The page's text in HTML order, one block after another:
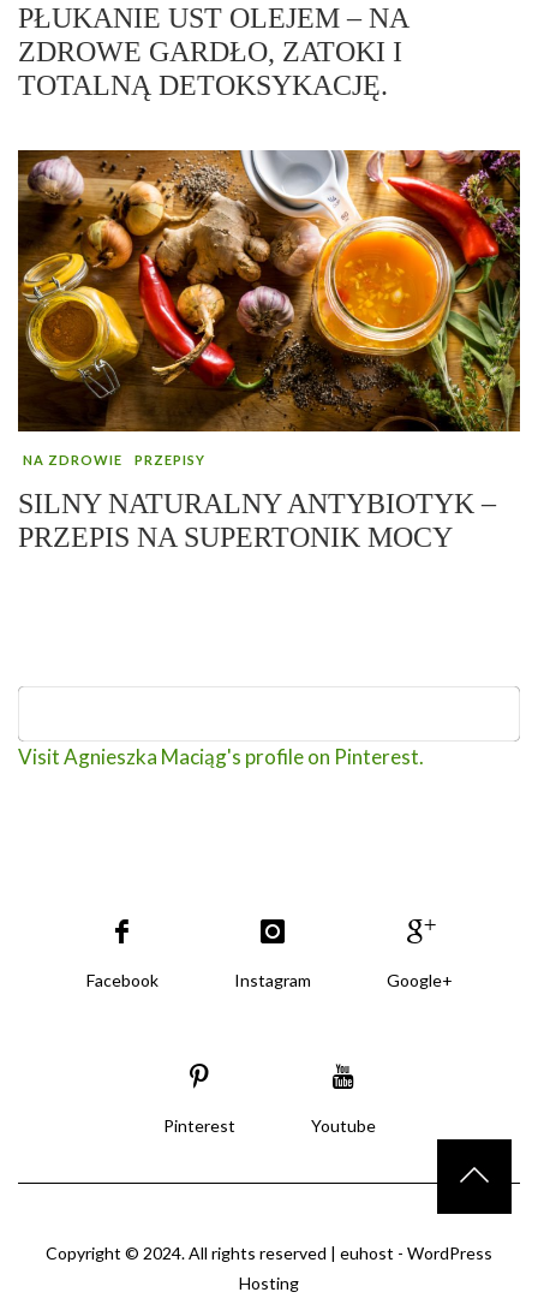
PŁUKANIE UST OLEJEM – NA
ZDROWE GARDŁO, ZATOKI I
TOTALNĄ DETOKSYKACJĘ.
NA ZDROWIE PRZEPISY
SILNY NATURALNY ANTYBIOTYK –
PRZEPIS NA SUPERTONIK MOCY
Visit Agnieszka Maciąg's profile on Pinterest.
Facebook Instagram Google+
Pinterest Youtube
Copyright © 2024. All rights reserved | euhost - WordPress
Hosting